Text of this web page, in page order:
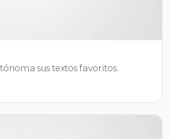
sus textos favoritos.